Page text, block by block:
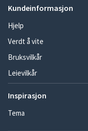
Kundeinformasjon
Hjelp
Verdt å vite
Bruksvilkår
Leievilkår
Inspirasjon
Tema